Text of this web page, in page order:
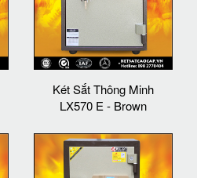
Két Sắt Thông Minh
LX570 E - Brown